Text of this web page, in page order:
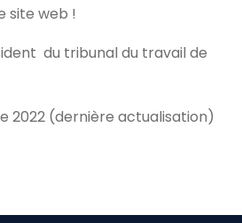
site web !
du tribunal du travail de
2022 (dernière actualisation)